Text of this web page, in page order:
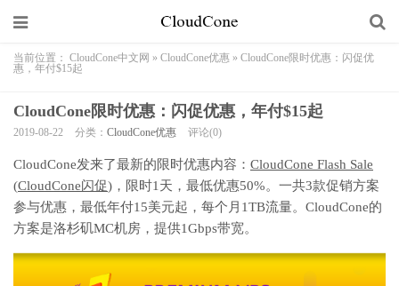
当前位置： CloudCone中文网 » CloudCone优惠 » CloudCone限时优惠：闪促优
惠，年付$15起
CloudCone限时优惠：闪促优惠，年付$15起
2019-08-22 分类： CloudCone优惠 评论(0)
CloudCone发来了最新的限时优惠内容： CloudCone Flash Sale
(CloudCone闪促)，限时1天，最低优惠50%。一共3款促销方案
参与优惠，最低年付15美元起，每个月1TB流量。CloudCone的
方案是洛杉矶MC机房，提供1Gbps带宽。